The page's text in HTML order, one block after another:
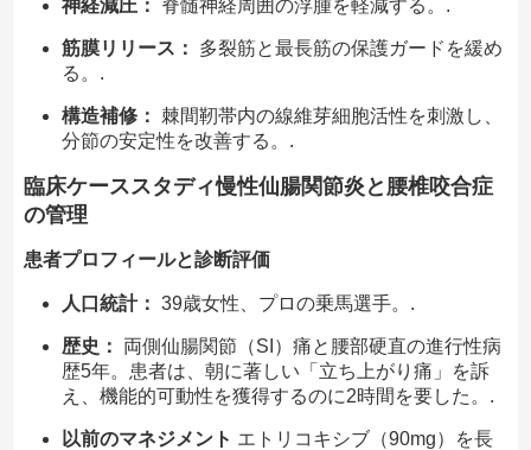
神経減圧： 脊髄神経周囲の浮腫を軽減する。.
筋膜リリース：
多裂筋と最長筋の保護ガードを緩め
る。.
構造補修：
棘間靭帯内の線維芽細胞活性を刺激し、
分節の安定性を改善する。.
臨床ケーススタディ慢性仙腸関節炎と腰椎咬合症
の管理
患者プロフィールと診断評価
人口統計： 39歳女性、プロの乗馬選手。.
歴史：
両側仙腸関節（SI）痛と腰部硬直の進行性病
歴5年。患者は、朝に著しい「立ち上がり痛」を訴
え、機能的可動性を獲得するのに2時間を要した。.
以前のマネジメント エトリコキシブ（90mg）を長